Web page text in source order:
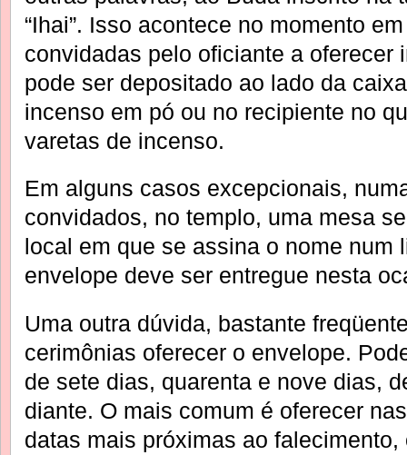
“Ihai”. Isso acontece no momento
convidadas pelo oficiante a oferecer
pode ser depositado ao lado da
incenso em pó ou no recipiente no
varetas de incenso.
Em alguns casos excepcionais,
convidados, no templo, uma mesa
local em que se assina o nome num
envelope deve ser entregue nesta
Uma outra dúvida, bastante
cerimônias oferecer o envelope.
de sete dias, quarenta e nove dias,
diante. O mais comum é oferecer
datas mais próximas ao